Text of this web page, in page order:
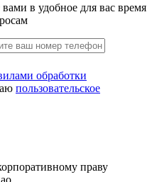
в удобное для вас время
обработки
пользовательское
праву